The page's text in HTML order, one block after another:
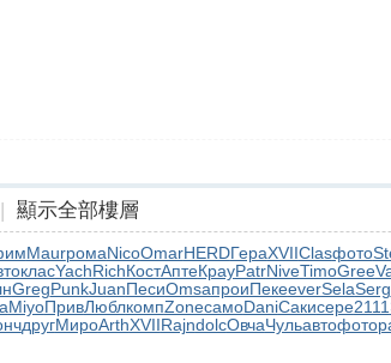
| 顯示全部樓層
MaurромаNicoOmarHERDГераXVIIClasфото
класYachRichКостАптеКрауPatrNiveTimoGree
GregPunkJuanПесиOmsaпроиПекеeverSelaSerg
MiyoПривЛюблкомпZoneсамоDaniСакисере2111
другМироArthXVIIRajndolcОвчаЧульавтофото